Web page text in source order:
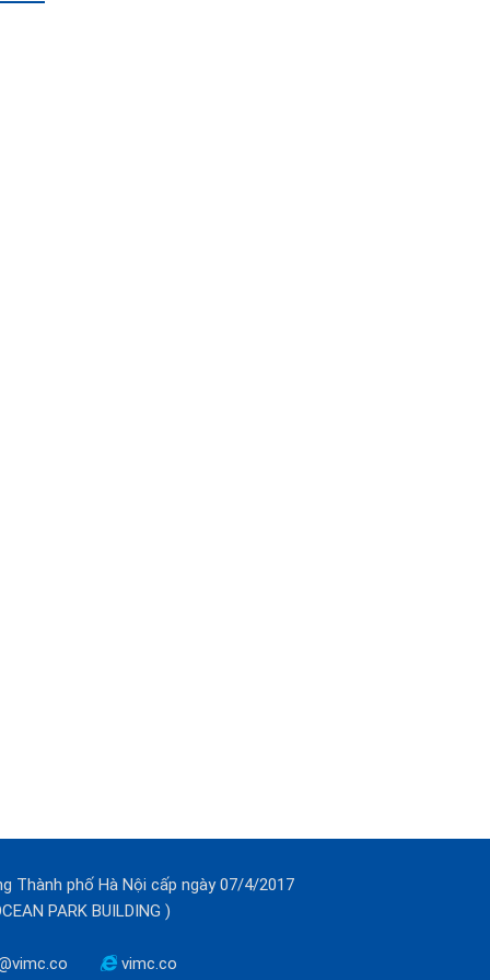
Thành phố Hà Nội cấp ngày 07/4/2017
PARK BUILDING )
vimc.co